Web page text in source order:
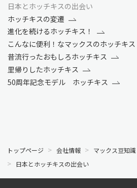
日本とホッチキスの出会い
ホッチキスの変遷
進化を続けるホッチキス！
こんなに便利！なマックスのホッチキス
昔流行ったおもしろホッチキス
里帰りしたホッチキス
50周年記念モデル ホッチキス
トップページ 会社情報 マックス豆知識
日本とホッチキスの出会い